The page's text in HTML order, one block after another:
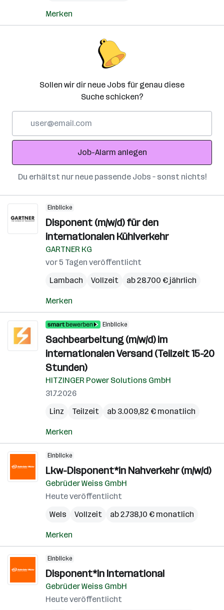
Merken
Sollen wir dir neue Jobs für genau diese
Suche schicken?
Adresse
Job-Alarm anlegen
Du erhältst nur neue passende Jobs – sonst nichts!
Einblicke
Disponent (m/w/d) für den
internationalen Kühlverkehr
GARTNER KG
vor 5 Tagen veröffentlicht
Lambach
Vollzeit ab 28.700 € jährlich
Merken
Einblicke
Sachbearbeitung (m/w/d) im
internationalen Versand (Teilzeit 15-20
Stunden)
HITZINGER Power Solutions GmbH
31.7.2026
Linz
Teilzeit ab 3.009,82 € monatlich
Merken
Einblicke
Lkw-Disponent*in Nahverkehr (m/w/d)
Gebrüder Weiss GmbH
Heute veröffentlicht
Wels
Vollzeit ab 2.738,10 € monatlich
Merken
Einblicke
Disponent*in International
Gebrüder Weiss GmbH
Heute veröffentlicht